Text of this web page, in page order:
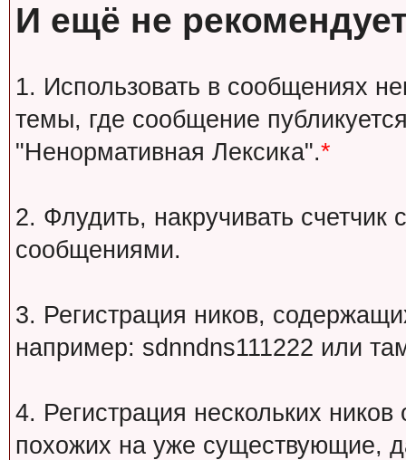
И ещё не
1. Использовать в сообщениях
темы, где сообщение
"Ненормативная Лексика".*
2. Флудить, накручивать
сообщениями.
3. Регистрация ников,
например: sdnndns111222 или
4. Регистрация нескольких
похожих на уже существующие,